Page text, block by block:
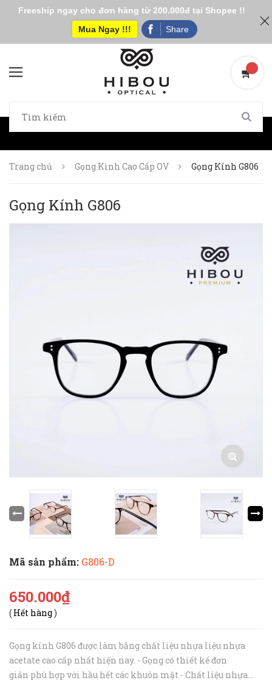
Trang chủ Gọng Kinh Cao Cấp OV Gọng Kính G806
Gọng Kính G806
Mã sản phẩm: G806-D
650.000₫
( Hết hàng)
Gọng kính G806 được làm bằng chất liệu nhựa liệu nhựa
acetate cao cấp nhất hiện nay. - Gọng có thiết kế đơn
giản phù hợp với hầu hết các khuôn mặt - Chất liệu nhựa
Freeship ngay cho đơn hàng từ 200.000đ tại Shopee !!
Mua Ngay !!!
Share